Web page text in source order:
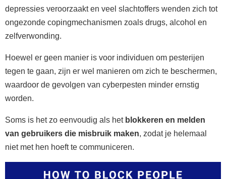
depressies veroorzaakt en veel slachtoffers wenden zich tot
ongezonde copingmechanismen zoals drugs, alcohol en
zelfverwonding.
Hoewel er geen manier is voor individuen om pesterijen
tegen te gaan, zijn er wel manieren om zich te beschermen,
waardoor de gevolgen van cyberpesten minder ernstig
worden.
Soms is het zo eenvoudig als het blokkeren en melden
van gebruikers die misbruik maken, zodat je helemaal
niet met hen hoeft te communiceren.